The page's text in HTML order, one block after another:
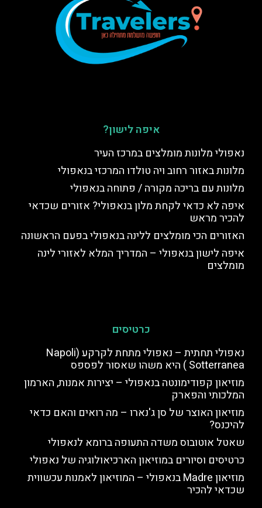
איפה לישון?
נאפולי מלונות מומלצים במרכז העיר
מלונות באזור רחוב ויה טולדו המרכזי בנאפולי
מלונות עם בריכה מקורה / פתוחה בנאפולי
איפה לא כדאי לקחת מלון בנאפולי? אזורים שכדאי
להכיר מראש
האזורים הכי מומלצים ללינה בנאפולי בפעם הראשונה
איפה לישון בנאפולי – המדריך המלא לאזורי לינה
מומלצים
כרטיסים
נאפולי תחתית – נאפולי מתחת לקרקע (Napoli
Sotterranea ) היא משהו שאסור לפספס
מוזיאון קפודימונטה בנאפולי – יצירות אמנות, הארמון
המלכותי והפארק
מוזיאון האוצר של סן ג'נארו – מה רואים והאם כדאי
להיכנס?
שאטל אוטובוס משדה התעופה ברומא לנאפולי
כרטיסים וסיורים במוזיאון הארכיאולוגיה של נאפולי
מוזיאון Madre בנאפולי – המוזיאון לאמנות עכשווית
שכדאי להכיר